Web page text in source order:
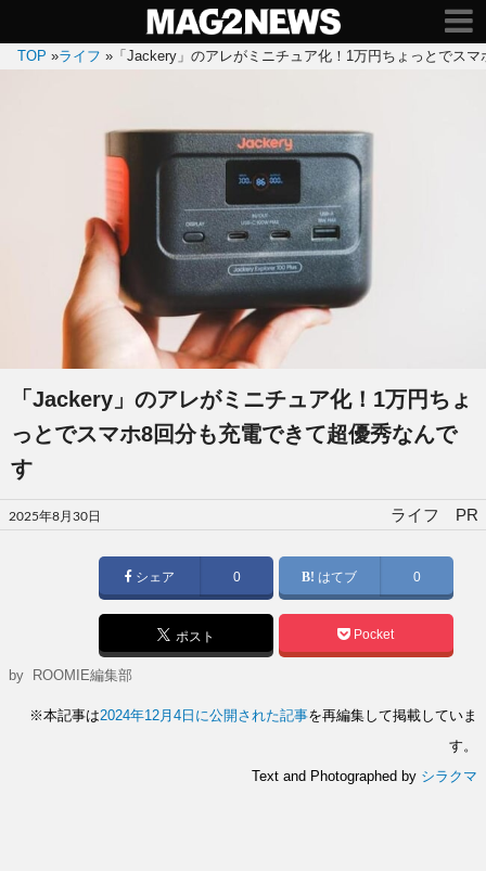
TOP »ライフ » 「Jackery」のアレがミニチュア化！1万円ちょっとでス
「Jackery」のアレがミニチュア化！1万円ちょ
っとでスマホ8回分も充電できて超優秀なんで
す
投
稿
2025年8月30日 ライフ PR
シェア 0 はてブ 0
ポスト Pocket
by ROOMIE編集部
※本記事は2024年12月4日に公開された記事を再編集して掲載していま
す。
Text and Photographed by シラクマ